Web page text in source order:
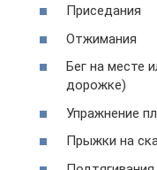
Приседания
Отжимания
Бег на месте
дорожке)
Упражнение
Прыжки на